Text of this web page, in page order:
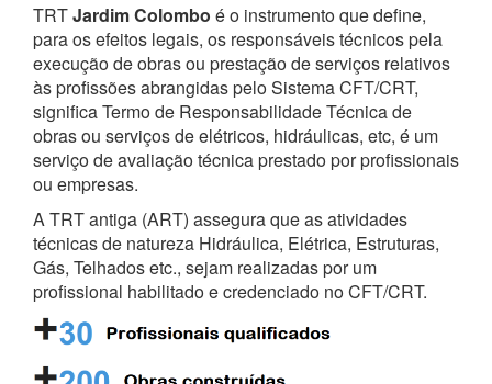
TRTJardim Colombo é o instrumento que define,
para os efeitos legais, os responsáveis técnicos pela
execução de obras ou prestação de serviços relativos
às profissões abrangidas pelo Sistema CFT/CRT,
significa Termo de Responsabilidade Técnica de
obras ou serviços de elétricos, hidráulicas, etc, é um
serviço de avaliação técnica prestado por profissionais
ou empresas.
A TRT antiga (ART) assegura que as atividades
técnicas de natureza Hidráulica, Elétrica, Estruturas,
Gás, Telhados etc., sejam realizadas por um
profissional habilitado e credenciado no CFT/CRT.